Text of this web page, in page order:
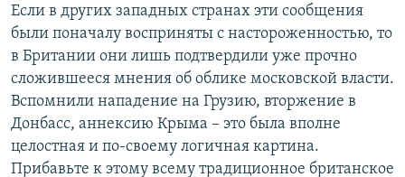
Если в других западных странах эти сообщения
были поначалу восприняты с настороженностью, то
в Британии они лишь подтвердили уже прочно
сложившееся мнения об облике московской власти.
Вспомнили нападение на Грузию, вторжение в
Донбасс, аннексию Крыма – это была вполне
целостная и по-своему логичная картина.
Прибавьте к этому всему традиционное британское